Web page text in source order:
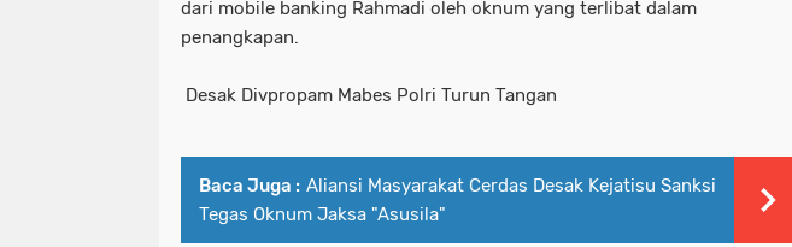
dari mobile banking Rahmadi oleh oknum yang terlibat dalam
penangkapan.
Desak Divpropam Mabes Polri Turun Tangan
Baca Juga : Aliansi Masyarakat Cerdas Desak Kejatisu Sanksi
Tegas Oknum Jaksa "Asusila"